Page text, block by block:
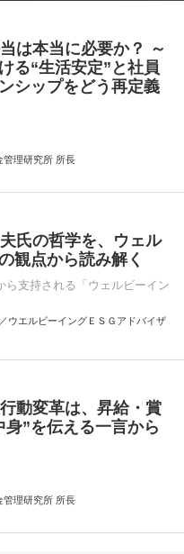
は本当に必要か？ ～
る“生活安定”と社員
シップをどう再定義
管理研究所 所長
氏の哲学を、ウェル
観点から読み解く
ら支持される「ウェルビーイン
ウエルビーイングＥＳＧアドバイザ
動変革は、昇給・賞
”を伝える一言から
管理研究所 所長